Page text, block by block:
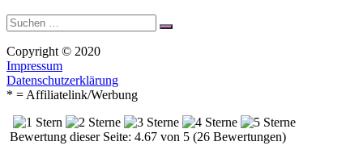
Suche
nach:
Suchen
Copyright © 2020
Impressum
Datenschutzerklärung
* = Affiliatelink/Werbung
Bewertung dieser Seite: 4.67 von 5 (26 Bewertungen)